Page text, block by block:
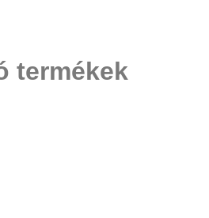
termékek